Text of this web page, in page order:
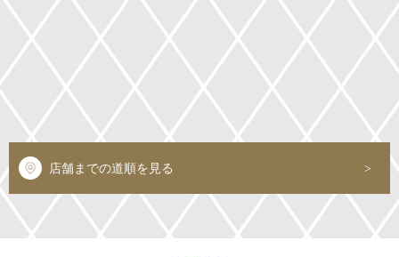
店舗までの道順を見る